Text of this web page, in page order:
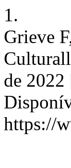
1.
Grieve
de 2022
https://